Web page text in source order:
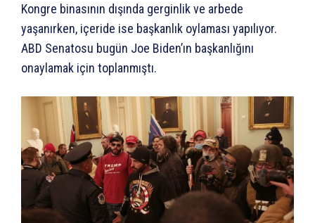
Kongre binasının dışında gerginlik ve arbede
yaşanırken, içeride ise başkanlık oylaması yapılıyor.
ABD Senatosu bugün Joe Biden’ın başkanlığını
onaylamak için toplanmıştı.